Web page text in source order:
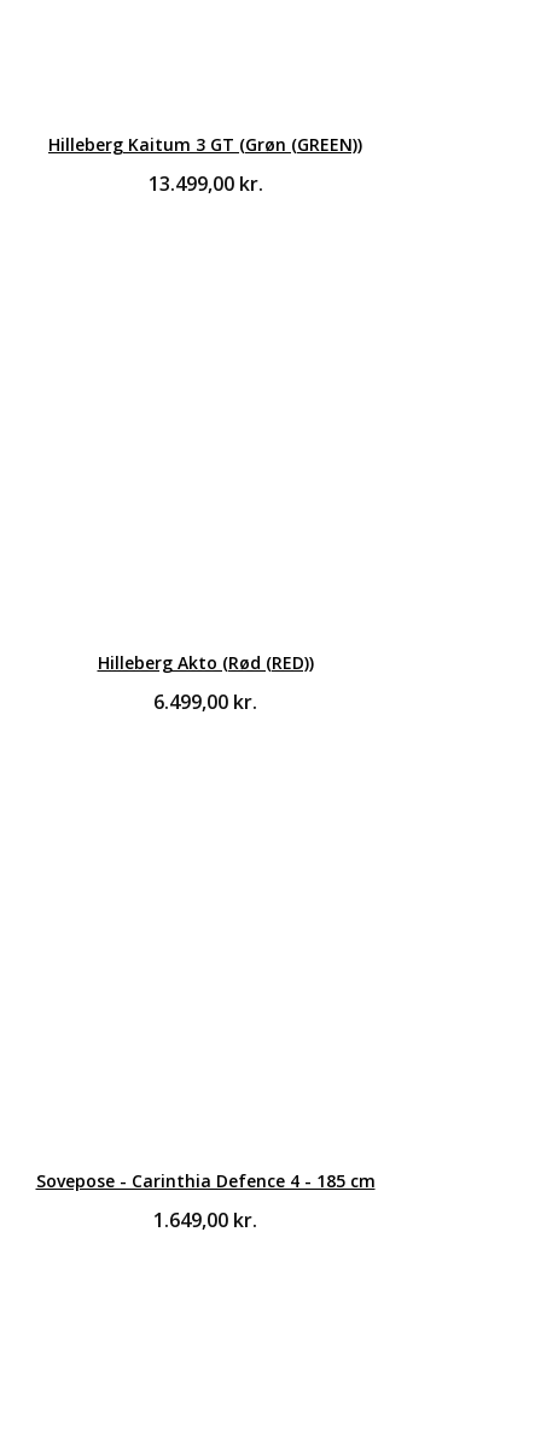
Hilleberg Kaitum 3 GT (Grøn (GREEN))
13.499,00 kr.
Hilleberg Akto (Rød (RED))
6.499,00 kr.
Sovepose - Carinthia Defence 4 - 185 cm
1.649,00 kr.